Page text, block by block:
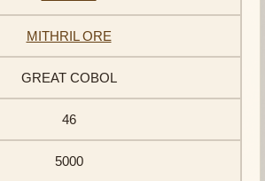
MITHRIL ORE
GREAT COBOL
46
5000